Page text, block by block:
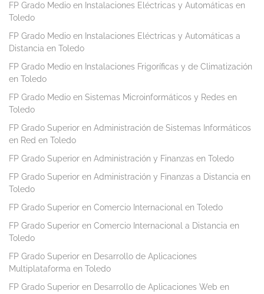
FP Grado Medio en Instalaciones Eléctricas y Automáticas en
Toledo
FP Grado Medio en Instalaciones Eléctricas y Automáticas a
Distancia en Toledo
FP Grado Medio en Instalaciones Frigoríficas y de Climatización
en Toledo
FP Grado Medio en Sistemas Microinformáticos y Redes en
Toledo
FP Grado Superior en Administración de Sistemas Informáticos
en Red en Toledo
FP Grado Superior en Administración y Finanzas en Toledo
FP Grado Superior en Administración y Finanzas a Distancia en
Toledo
FP Grado Superior en Comercio Internacional en Toledo
FP Grado Superior en Comercio Internacional a Distancia en
Toledo
FP Grado Superior en Desarrollo de Aplicaciones
Multiplataforma en Toledo
FP Grado Superior en Desarrollo de Aplicaciones Web en